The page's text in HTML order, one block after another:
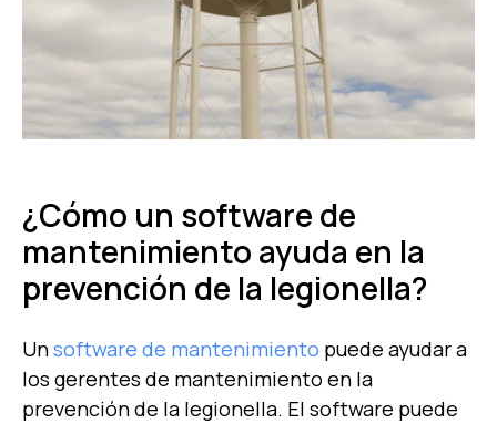
¿Cómo un software de
mantenimiento ayuda en la
prevención de la legionella?
Unsoftware de mantenimiento puede ayudar a
los gerentes de mantenimiento en la
prevención de la legionella. El software puede